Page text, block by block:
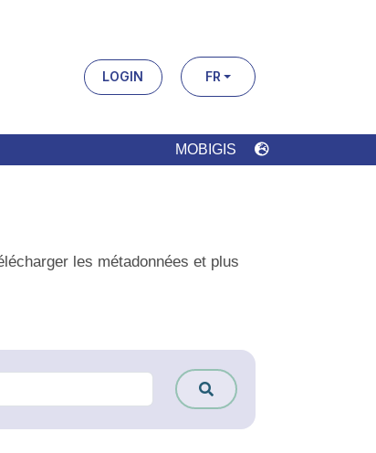
LOGIN FR
MOBIGIS
les métadonnées et plus